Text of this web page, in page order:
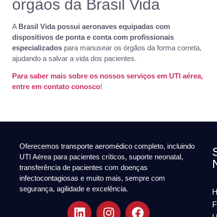
órgãos da Brasil Vida
A Brasil Vida possui aeronaves equipadas com
dispositivos de ponta e conta com profissionais
especializados para manusear os órgãos da forma correta,
ajudando a salvar a vida dos pacientes.
Para saber mais sobre os nossos serviços em UTI aérea,
entre em contato conosco!
Oferecemos transporte aeromédico completo, incluindo
UTI Aérea para pacientes críticos, suporte neonatal,
transferência de pacientes com doenças
infectocontagiosas e muito mais, sempre com
segurança, agilidade e excelência.